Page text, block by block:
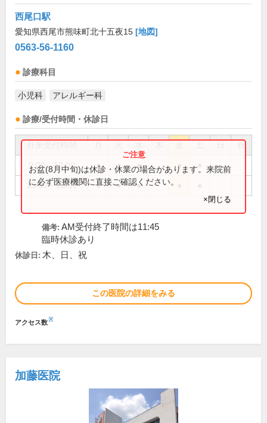
西尾口駅
愛知県西尾市熊味町北十五夜15 [地図]
0563-56-1160
診療科目
小児科 アレルギー科
診療/受付時間・休診日
祝
9:00～12:00 ● ● ● ●
15:00～18:00 ● ● ●
お盆(8月中旬)は休診・休業の場合があります。来院前
に必ず医療機関に直接ご確認ください。
×閉じる
備考: AM受付終了時間は11:45
臨時休診あり
休診日: 木、日、祝
この医院の詳細をみる
アクセス数※
加藤医院